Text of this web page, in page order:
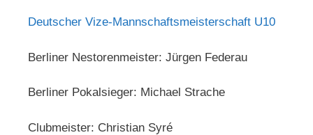
Deutscher Vize-Mannschaftsmeisterschaft U10
Berliner Nestorenmeister: Jürgen Federau
Berliner Pokalsieger: Michael Strache
Clubmeister: Christian Syré